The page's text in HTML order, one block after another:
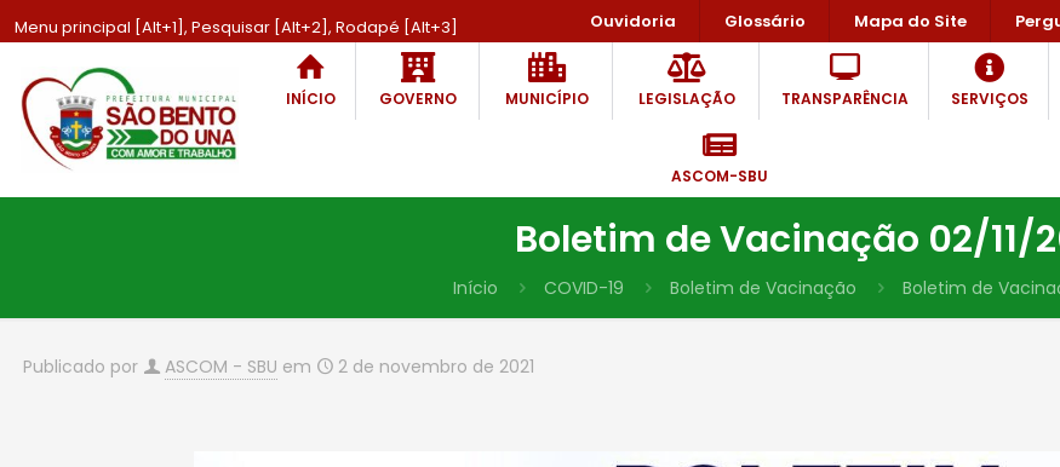
Menu principal [Alt+1], Pesquisar [Alt+2], Rodapé [Alt+3] Ouvidoria Glossário Mapa do Site
INÍCIO GOVERNO MUNICÍPIO LEGISLAÇÃO TRANSPARÊNCIA SERVIÇOS
ASCOM-SBU
Boletim de Vacinação 02/11/
Início COVID-19 Boletim de Vacinação Boletim de
Publicado por ASCOM - SBU em 2 de novembro de 2021